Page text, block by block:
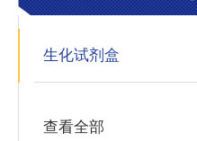
生化试剂盒
查看全部